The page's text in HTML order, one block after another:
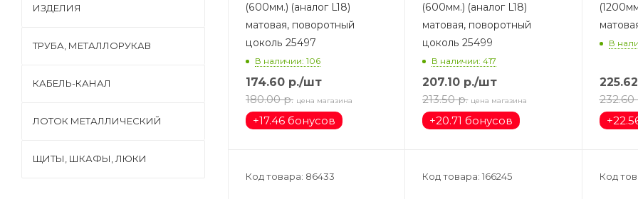
(600мм.) (аналог L18)
матовая, поворотный
цоколь 25497
В наличии: 106
174.60 р./шт
180.00 р. цена магазина
+17.46 бонусов
(600мм.) (аналог L18)
матовая, поворотный
цоколь 25499
В наличии: 417
207.10 р./шт
213.50 р. цена магазина
+20.71 бонусов
В
225.62
232.60
+
Код товара: 86433 Код товара: 166245 Код
ИЗДЕЛИЯ
ТРУБА, МЕТАЛЛОРУКАВ
КАБЕЛЬ-КАНАЛ
ЛОТОК МЕТАЛЛИЧЕСКИЙ
ЩИТЫ, ШКАФЫ, ЛЮКИ